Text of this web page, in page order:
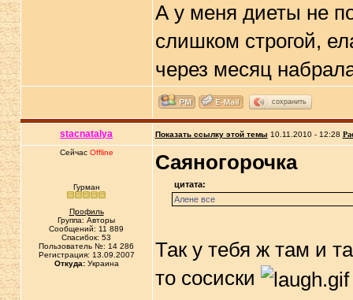
А у меня диеты не
слишком строгой,
через месяц
сохранить
stacnatalya Показать ссылку этой темы 10.11.2010 - 12:28
Сейчас Offline
Гурман
Профиль
Группа: Авторы
Сообщений: 11 889
Спасибок: 53
Пользователь №: 14 286
Регистрация: 13.09.2007
Откуда:Украина
Саяногорочка
цитата:
Алене все
Так у тебя ж там и
то сосиски